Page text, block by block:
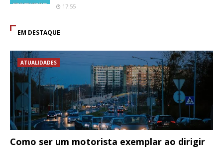
17:55
EM DESTAQUE
ATUALIDADES
Como ser um motorista exemplar ao dirigir